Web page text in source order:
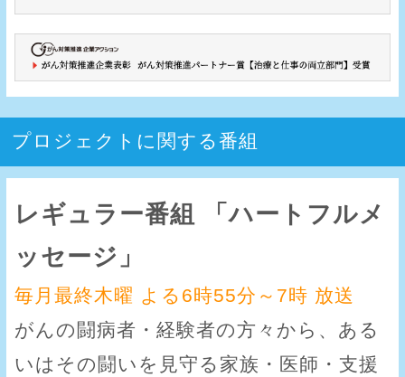
プロジェクトに関する番組
レギュラー番組 「ハートフルメ
ッセージ」
毎月最終木曜 よる6時55分～7時 放送
がんの闘病者・経験者の方々から、ある
いはその闘いを見守る家族・医師・支援